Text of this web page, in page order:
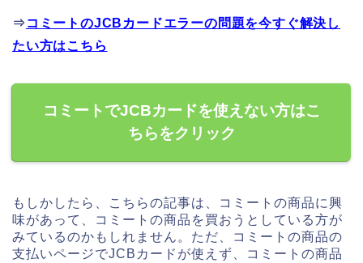
⇒ コミートのJCBカードエラーの問題を今すぐ解決し
たい方はこちら
コミートでJCBカードを使えない方はこ
ちらをクリック
もしかしたら、こちらの記事は、コミートの商品に興
味があって、コミートの商品を買おうとしている方が
みているのかもしれません。ただ、コミートの商品の
支払いページでJCBカードが使えず、コミートの商品